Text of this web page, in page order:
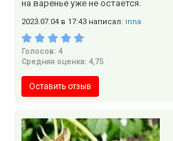
на варенье уже не остается.
2023.07.04 в 17:43 написал: inna
Голосов: 4
Средняя оценка: 4,75
Оставить отзыв